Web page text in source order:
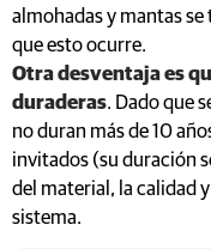
almohadas y mantas
que esto ocurre.
Otra desventaja es
duraderas. Dado que
no duran más de 10
invitados (su duración
del material, la calidad
sistema.